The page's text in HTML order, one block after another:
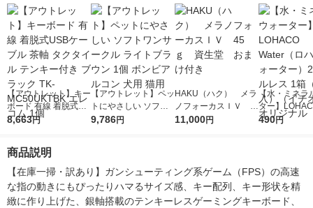
【アウトレット】キー
ボード 有線 着脱式US
Bケーブル 茶軸 タク
TBK エレコム 1個
8,663円
【アウトレット】ペッ
トにやさしい ソフト
ワンサークル ライト
9,786円
HAKU（ハク） メラ
ノフォーカスＩＶ 4
5ｇ 資生堂 おまけ
11,000円
【水・ミネラ
ター】
r（ロハコウ
490円
商品説明
【在庫一掃・訳あり】ガンシューティング系ゲーム（FPS）の高速
な指の動きにもぴったりハマるサイズ感、キー配列、キー形状を精
緻に作り上げた、銀軸搭載のテンキーレスゲーミングキーボード、